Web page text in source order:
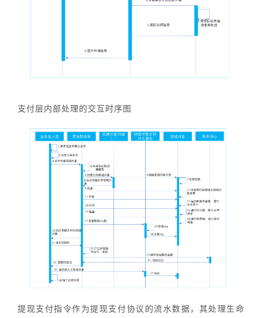
支付层内部处理的交互时序图
提现支付指令作为提现支付协议的流水数据，其处理生命